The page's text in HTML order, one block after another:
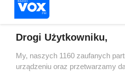
Drogi Użytkowniku,
My, naszych 1160 zaufanych
urządzeniu oraz przetwarzamy